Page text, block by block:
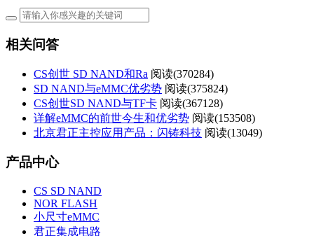
相关问答
CS创世 SD NAND和Ra 阅读(370284)
SD NAND与eMMC优劣势 阅读(375824)
CS创世SD NAND与TF卡 阅读(367128)
详解eMMC的前世今生和优劣势 阅读(153508)
北京君正主控应用产品：闪铸科技 阅读(13049)
产品中心
CS SD NAND
NOR FLASH
小尺寸eMMC
君正集成电路